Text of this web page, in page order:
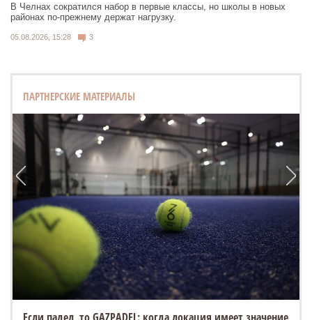
В Челнах сократился набор в первые классы, но школы в новых
районах по-прежнему держат нагрузку.
05.08.2026, 15:28 3
ПАРТНЕРСКИЕ МАТЕРИАЛЫ